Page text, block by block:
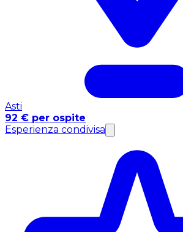
Asti
92 € per ospite
Esperienza condivisa